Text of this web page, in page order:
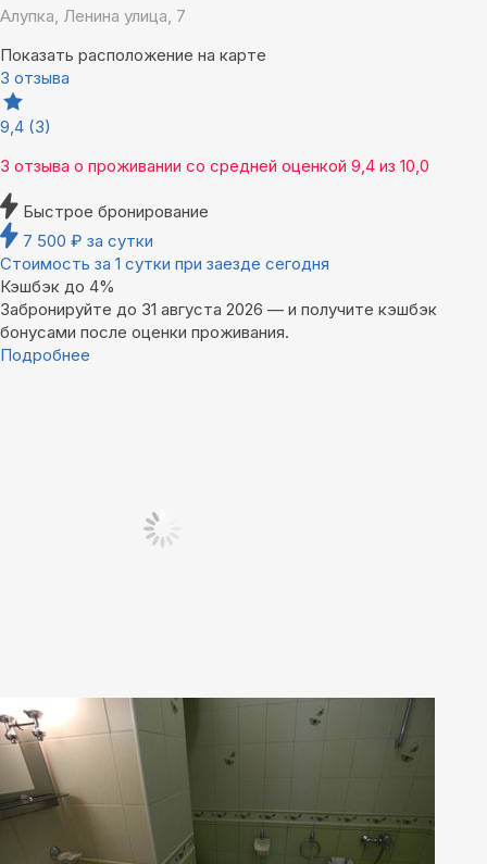
Алупка, Ленина улица, 7
Показать расположение на карте
3 отзыва
9,4 (3)
3 отзыва о проживании со средней оценкой 9,4 из 10,0
Быстрое бронирование
7 500 ₽ за сутки
Стоимость за 1 сутки при заезде сегодня
Кэшбэк до 4%
Забронируйте до 31 августа 2026 — и получите кэшбэк
бонусами после оценки проживания.
Подробнее